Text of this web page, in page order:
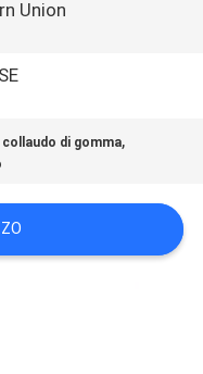
Union
di gomma,